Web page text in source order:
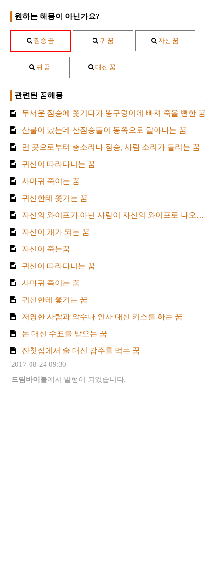
원하는 해몽이 아닌가요?
짐승 꿈 귀 꿈 자신 꿈
귀 꿈 대신 꿈
관련된 꿈해몽
무서운 짐승에 쫓기다가 똥구덩이에 빠져 죽을 뻔한 꿈
산불이 났는데 산짐승들이 동쪽으로 달아나는 꿈
먼 곳으로부터 총소리나 짐승, 사람 소리가 들리는 꿈
귀신이 따라다니는 꿈
사마귀 죽이는 꿈
귀신한테 쫓기는 꿈
자신의 와이프가 아닌 사람이 자신의 와이프로 나오는 꿈
자신이 개가 되는 꿈
자신이 죽는꿈
귀신이 따라다니는 꿈
사마귀 죽이는 꿈
귀신한테 쫓기는 꿈
저명한 사람과 악수나 인사 대신 키스를 하는 꿈
돈 대신 수표를 받으는 꿈
잔칫집에서 술 대신 감주를 먹는 꿈
2017-08-24 09:30
드림바이블에서 발행이 되었습니다.